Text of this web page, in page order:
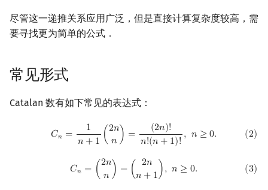
尽管这一递推关系应用广泛，但是直接计算复杂度较高，需
要寻找更为简单的公式．
常见形式
Catalan 数有如下常见的表达式：
𝐶𝑛 =
1
𝑛 + 1 ( 2𝑛
𝑛 ) = (2𝑛)!
𝑛!(𝑛 + 1)! , 𝑛 ≥ 0. (2)
=1 1(2nn !n!(n+ 0.
𝐶𝑛 = ( 2𝑛
𝑛 ) − ( 2𝑛
𝑛 + 1 ), 𝑛 ≥ 0. (3)
Cn=(2n −( nn 1) 0.